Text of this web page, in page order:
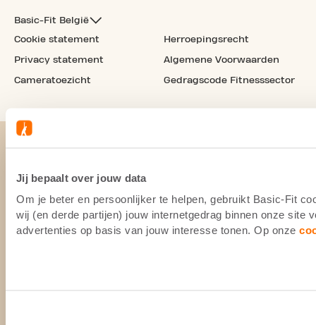
Jij bepaalt over jouw data
Om je beter en persoonlijker te helpen, gebruikt Basic-Fit
wij (en derde partijen) jouw internetgedrag binnen onze site
advertenties op basis van jouw interesse tonen. Op onze
Basic-Fit België
Cookie statement
Privacy statement
Cameratoezicht
Herroepingsrecht
Algemene Voorwaarden
Gedragscode Fitnesssector